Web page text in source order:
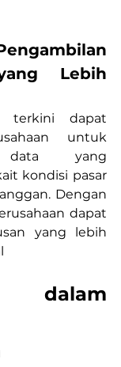
Lebih
terkini dapat
untuk
data yang
kondisi pasar
Dengan
dapat
yang lebih
dalam